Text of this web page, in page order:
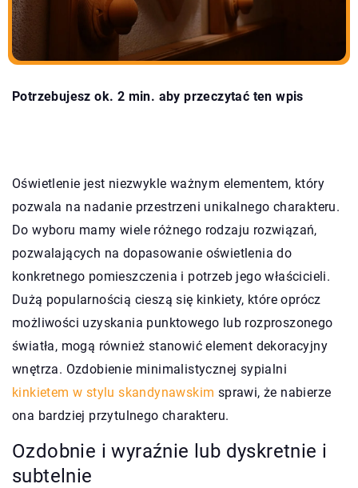
Potrzebujesz ok. 2 min. aby przeczytać ten wpis
Oświetlenie jest niezwykle ważnym elementem, który
pozwala na nadanie przestrzeni unikalnego charakteru.
Do wyboru mamy wiele różnego rodzaju rozwiązań,
pozwalających na dopasowanie oświetlenia do
konkretnego pomieszczenia i potrzeb jego właścicieli.
Dużą popularnością cieszą się kinkiety, które oprócz
możliwości uzyskania punktowego lub rozproszonego
światła, mogą również stanowić element dekoracyjny
wnętrza. Ozdobienie minimalistycznej sypialni
kinkietem w stylu skandynawskim sprawi, że nabierze
ona bardziej przytulnego charakteru.
Ozdobnie i wyraźnie lub dyskretnie i
subtelnie